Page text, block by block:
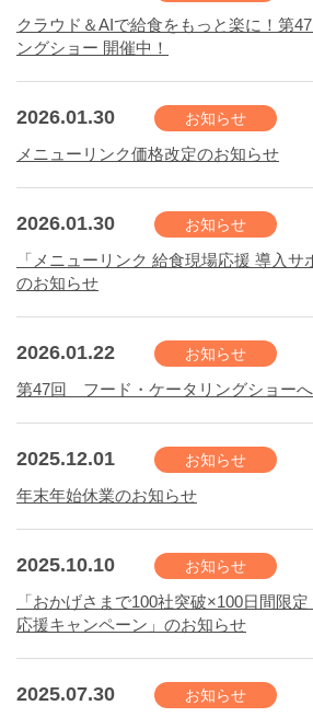
クラウド＆AIで給食をもっと楽に！第
ングショー 開催中！
2026.01.30 お知らせ
メニューリンク価格改定のお知らせ
2026.01.30 お知らせ
「メニューリンク 給食現場応援 導入サ
のお知らせ
2026.01.22 お知らせ
第47回 フード・ケータリングショー
2025.12.01 お知らせ
年末年始休業のお知らせ
2025.10.10 お知らせ
「おかげさまで100社突破×100日間限
応援キャンペーン」のお知らせ
2025.07.30 お知らせ